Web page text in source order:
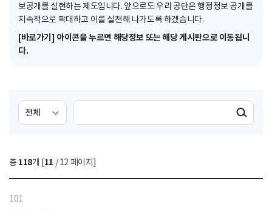
보공개를 실현하는 제도입니다. 앞으로도 우리 공단은 행정정보 공개를
지속적으로 확대하고 이를 실천해 나가도록 하겠습니다.
[바로가기] 아이콘을 누르면 해당정보 또는 해당 게시판으로 이동됩니
다.
검
색
선
택
색
검색실행
총 118개 [11 / 12 페이지]
101